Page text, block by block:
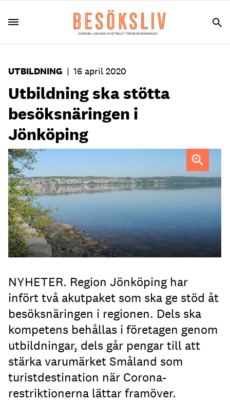
UTBILDNING | 16 april 2020
Utbildning ska stötta
besöksnäringen i
Jönköping
Vätterstranden, Jönköping.
Foto: Christina Lindqvist,
Jönköpings kommun
NYHETER. Region Jönköping har
infört två akutpaket som ska ge stöd åt
besöksnäringen i regionen. Dels ska
kompetens behållas i företagen genom
utbildningar, dels går pengar till att
stärka varumärket Småland som
turistdestination när Corona-
restriktionerna lättar framöver.